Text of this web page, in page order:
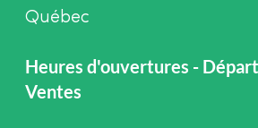
Québec
Heures d'ouvertures -
Ventes